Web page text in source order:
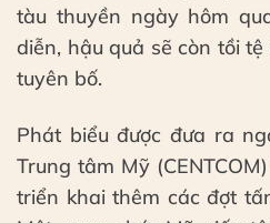
tàu thuyền ngày hôm
diễn, hậu quả sẽ còn tồi tệ
tuyên bố.
Phát biểu được đưa ra
Trung tâm Mỹ
triển khai thêm các đợt